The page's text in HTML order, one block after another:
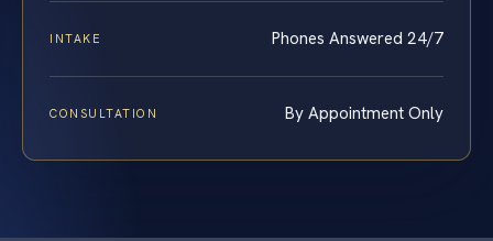
INTAKE Phones Answered 24/7
CONSULTATION By Appointment Only